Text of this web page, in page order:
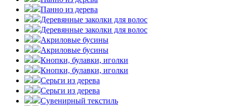
Панно из дерева
Деревянные заколки для волос
Деревянные заколки для волос
Акриловые бусины
Акриловые бусины
Кнопки, булавки, иголки
Кнопки, булавки, иголки
Серьги из дерева
Серьги из дерева
Сувенирный текстиль